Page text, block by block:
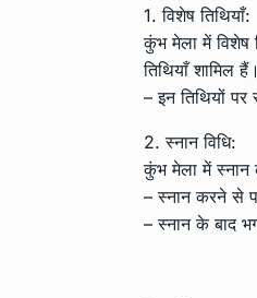
1. विशेष तिथियाँ:
कुंभ मेला में विशेष
तिथियाँ शामिल हैं।
– इन तिथियों
2. स्नान विधि:
कुंभ मेला में स्नान
– स्नान करने से
– स्नान के बाद